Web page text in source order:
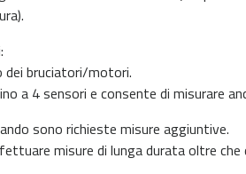
dei bruciatori/motori.
a 4 sensori e consente di misurare
sono richieste misure aggiuntive.
misure di lunga durata oltre che